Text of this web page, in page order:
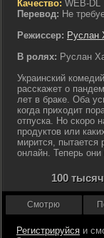
Качество: WEB-DL
Перевод: Не
Режиссер: Руслан
В ролях: Руслан
Украинский
расскажет о
лет в браке. Оба
когда приходит
отпуска. Но скоро
продуктов или
мирится, пытается
онлайн. Теперь
100
Смотрю
Регистрируйся